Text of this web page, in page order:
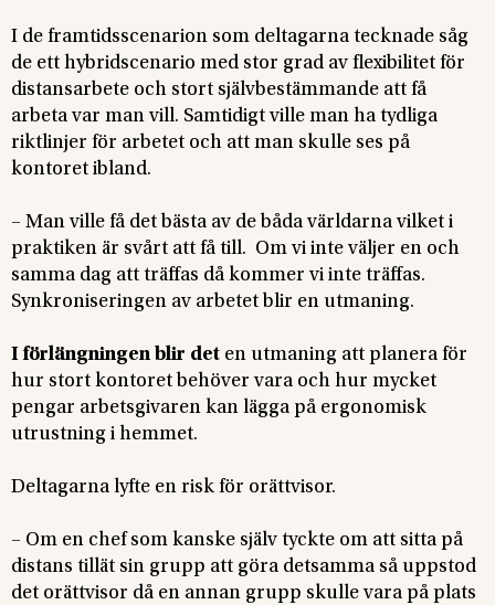
I de framtidsscenarion som deltagarna tecknade såg
de ett hybridscenario med stor grad av flexibilitet för
distansarbete och stort självbestämmande att få
arbeta var man vill. Samtidigt ville man ha tydliga
riktlinjer för arbetet och att man skulle ses på
kontoret ibland.
– Man ville få det bästa av de båda världarna vilket i
praktiken är svårt att få till. Om vi inte väljer en och
samma dag att träffas då kommer vi inte träffas.
Synkroniseringen av arbetet blir en utmaning.
I förlängningen blir det en utmaning att planera för
hur stort kontoret behöver vara och hur mycket
pengar arbetsgivaren kan lägga på ergonomisk
utrustning i hemmet.
Deltagarna lyfte en risk för orättvisor.
– Om en chef som kanske själv tyckte om att sitta på
distans tillät sin grupp att göra detsamma så uppstod
det orättvisor då en annan grupp skulle vara på plats